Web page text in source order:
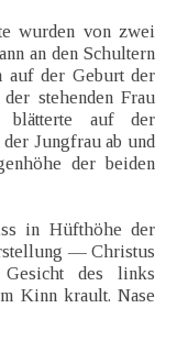
wurden von zwei
an den Schultern
auf der Geburt der
stehenden Frau
auf der
Jungfrau ab und
der beiden
in Hüfthöhe der
— Christus
des links
Kinn krault. Nase